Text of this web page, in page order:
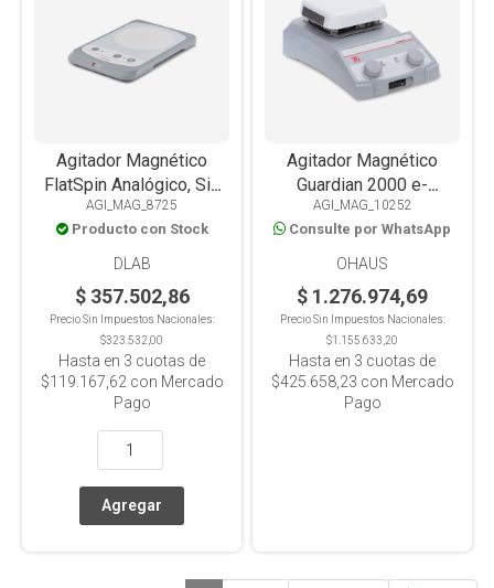
Agitador Magnético
FlatSpin Analógico, Sin
Calefacción, Placa PET,
0.8L
AGI_MAG_8725
Producto con Stock
DLAB
$ 357.502,86
Precio Sin Impuestos Nacionales:
$323.532,00
Hasta en 3 cuotas de
$119.167,62 con Mercado
Pago
Agitador Magnético
Guardian 2000 e-
G21HS04C, Analógico,
Placa Cerámica, 500°C,
15 Litros
AGI_MAG_10252
Consulte por WhatsApp
OHAUS
$ 1.276.974,69
Precio Sin Impuestos Nacionales:
$1.155.633,20
Hasta en 3 cuotas de
$425.658,23 con Mercado
Pago